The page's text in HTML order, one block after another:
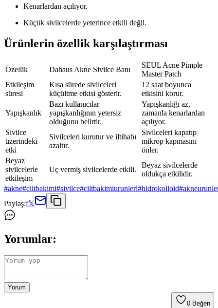
Kenarlardan açılıyor.
Küçük sivilcelerde yeterince etkili değil.
Ürünlerin özellik karşılaştırması
Özellik Dahaus Akne Sivilce Banı
SEUL Acne Pimple
Master Patch
Etkileşim
süresi
Kısa sürede sivilceleri
küçültme etkisi gösterir.
12 saat boyunca
etkisini korur.
Yapışkanlık
Bazı kullanıcılar
yapışkanlığının yetersiz
olduğunu belirtir.
Yapışkanlığı az,
zamanla kenarlardan
açılıyor.
Sivilce
üzerindeki
etki
Sivilceleri kurutur ve iltihabı
azaltır.
Sivilceleri kapatıp
mikrop kapmasını
önler.
Beyaz
sivilcelerle
etkileşim
Uç vermiş sivilcelerde etkili.
Beyaz sivilcelerde
oldukça etkilidir.
#akne#ciltbakimi#sivilce#ciltbakimiurunleri#hidrokolloid#
Paylaş:f𝕏
Yorumlar:
Yorum
0 Beğen